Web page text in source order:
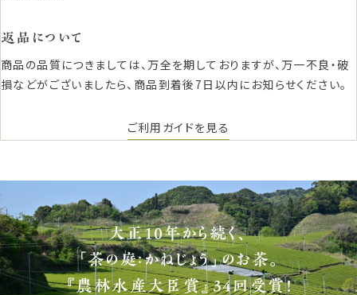
返品について
商品の品質につきましては、万全を期しておりますが、万一不良・破
損などがございましたら、商品到着後7日以内にお知らせください。
ご利用ガイドを見る
大正10年から続く、
「茶の庭：かねじょう」のお茶。
『農林水産大臣賞』34回受賞！